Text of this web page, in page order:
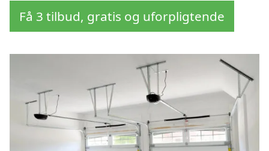
Få 3 tilbud, gratis og uforpligtende